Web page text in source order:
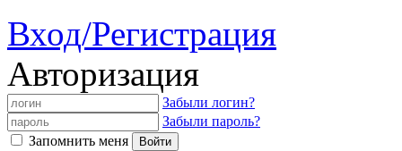
Вход/Регистрация
Авторизация
Забыли логин?
Забыли пароль?
Запомнить меня